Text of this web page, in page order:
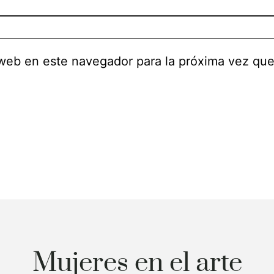
en este navegador para la próxima vez
Mujeres en el arte